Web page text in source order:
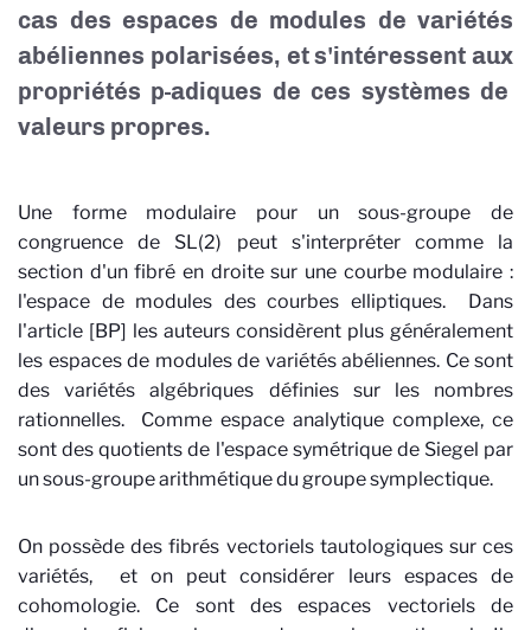
cas des espaces de modules de variétés
abéliennes polarisées, et s'intéressent aux
propriétés p-adiques de ces systèmes de
valeurs propres.
Une forme modulaire pour un sous-groupe de
congruence de SL(2) peut s'interpréter comme la
section d'un fibré en droite sur une courbe modulaire :
l'espace de modules des courbes elliptiques. Dans
l'article [BP] les auteurs considèrent plus généralement
les espaces de modules de variétés abéliennes. Ce sont
des variétés algébriques définies sur les nombres
rationnelles. Comme espace analytique complexe, ce
sont des quotients de l'espace symétrique de Siegel par
un sous-groupe arithmétique du groupe symplectique.
On possède des fibrés vectoriels tautologiques sur ces
variétés, et on peut considérer leurs espaces de
cohomologie. Ce sont des espaces vectoriels de